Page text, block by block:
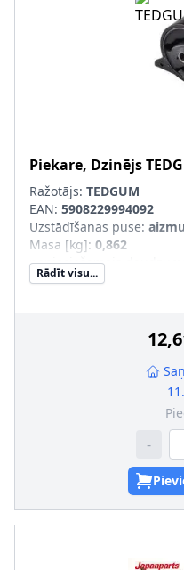
Piekare, Dzinējs
Ražotājs: TEDGUM
EAN: 5908229994092
Uzstādīšanas puse:
Masa [kg]: 0,862
nepieciešamais daudzums
Iekšējais diametrs [mm]
Rādīt visu...
-